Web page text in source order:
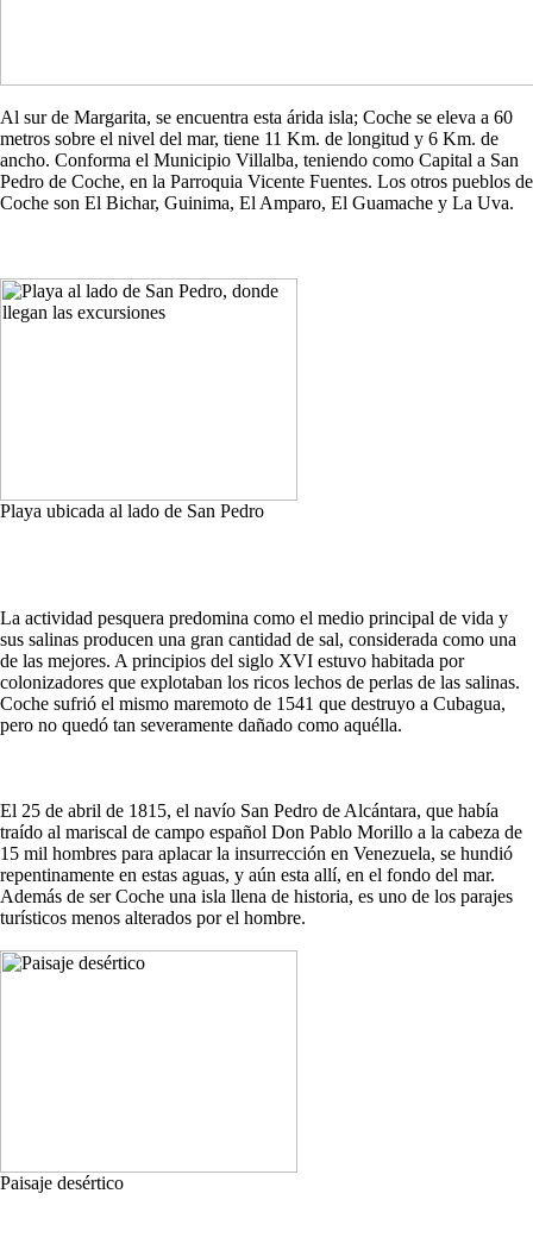
Al sur de Margarita, se encuentra esta árida isla; Coche se eleva a 60
metros sobre el nivel del mar, tiene 11 Km. de longitud y 6 Km. de
ancho. Conforma el Municipio Villalba, teniendo como Capital a San
Pedro de Coche, en la Parroquia Vicente Fuentes. Los otros pueblos de
Coche son El Bichar, Guinima, El Amparo, El Guamache y La Uva.
Playa ubicada al lado de San Pedro
La actividad pesquera predomina como el medio principal de vida y
sus salinas producen una gran cantidad de sal, considerada como una
de las mejores. A principios del siglo XVI estuvo habitada por
colonizadores que explotaban los ricos lechos de perlas de las salinas.
Coche sufrió el mismo maremoto de 1541 que destruyo a Cubagua,
pero no quedó tan severamente dañado como aquélla.
El 25 de abril de 1815, el navío San Pedro de Alcántara, que había
traído al mariscal de campo español Don Pablo Morillo a la cabeza de
15 mil hombres para aplacar la insurrección en Venezuela, se hundió
repentinamente en estas aguas, y aún esta allí, en el fondo del mar.
Además de ser Coche una isla llena de historia, es uno de los parajes
turísticos menos alterados por el hombre.
Paisaje desértico